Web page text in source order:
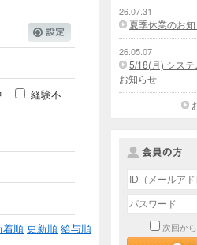
経験不
着順 更新順 給与順
26.07.31
夏季休業のお
26.05.07
5/18(月) シス
お知らせ
次回か